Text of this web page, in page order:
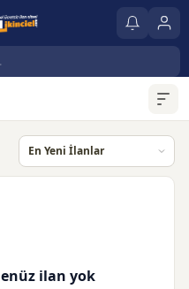
ilan yok